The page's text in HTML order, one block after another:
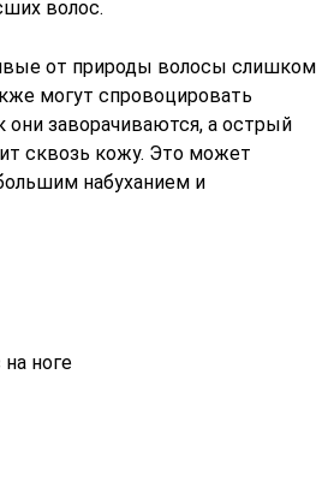
волос.
от природы волосы слишком
могут спровоцировать
они заворачиваются, а острый
сквозь кожу. Это может
набуханием и
ноге